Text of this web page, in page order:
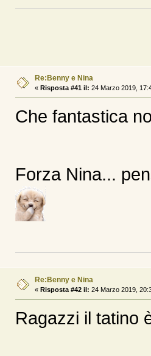
Re:Benny e Nina
« Risposta #41 il: 24 Marzo 2019,
Che fantastica
Forza Nina...
Re:Benny e Nina
« Risposta #42 il: 24 Marzo 2019,
Ragazzi il tatino